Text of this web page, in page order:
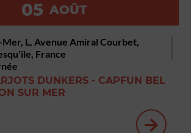
05 AOÛT
L, Avenue Amiral Courbet,
France
DUNKERS - CAPFUN BEL
SUR MER